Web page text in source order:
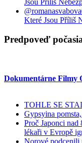
Které Jsou Příliš
Predpoveď
Dokumentárne Filmy
TOHLE SE
Gypsyina
Proč Japonci nad
lékaři v Evropě